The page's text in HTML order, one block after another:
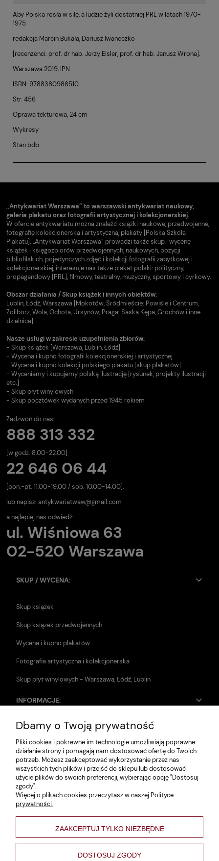
Aby Polska rosła w siłę, a ludzie żyli dostatniej PRL w latach 1970-
1975
redakcja Marcin Bukała, Dariusz Iwaneczko
[recenzenci: prof. dr hab. Jerzy Eisler, prof. dr hab. Janusz Wrona].
Warszawa 2019, IPN
ISBN: 9788380986510
Str. 456
Oprawa tekturowa, 24 cm
Wykresy
Stan bdb
„Antykwariat Warszawa” to warszawski antykwariat naukowy,
galeria plakatu oraz fotografii artystycznej i kolekcjonerskiej.
W ofercie antykwariatu można znaleźć książki naukowe, przedwojenne,
fotografię kolekcjonerską i artystyczną, plakaty [Polska Szkoła
Plakatu]. „Antykwariat Warszawa” prowadzi także skup i wycenę
książek i księgozbiorów przedwojennych, naukowych, pozycji
bibliofilskich, pojedynczych zdjęć i kolekcji fotografii zabytkowej i
kolekcjonerskiej, interesuje nas także plakat polski: polityczny,
propagandowy [PRL], filmowy, teatralny, muzyczny, sportowy i cyrkowy.
Obszar działania / Skup książek i innych obiektów:
Lublin, Łódź, Warszawa [Mokotów, Śródmieście: Powiśle i Centrum,
Żoliborz, Wola, Ochota, Ursynów, Praga: Saska Kępa, Grochów i inne
dzielnice].
Nasze usługi w zakresie uzupełnienia zbiorów:
- Skup książek [Warszawa, Lublin, Łódź]
- Wycena i kupno fotografii kolekcjonerskiej i artystycznej
- Wycena i kupno kolekcji polskiego plakatu [skup plakatów]
- Wyceniamy i kupujemy polską ilustrację [rysunek, projekty ilustracji
etc.]
- Skup płyt winylowych
- Skup pocztówek wydanych przed 1945 rokiem
Zadzwoń do nas:
888 313 332
[w godz. 8.00-22.00]
22 646 06 44
[pon.-pt. 11.00-19.00 / sob. 10.00-14.00].
lub napisz: antykwariatwaw@gmail.com
a najlepiej nas odwiedź:
ul. Wiśniowa 63
02-520 Warszawa
SKUP / WYCENA:
Skup książek
Skup książek przedwojennych
Wycena i kupno plakatów
Fotografia artystyczna i kolekcjonerska
Skup płyt winylowych - Warszawa, Łódź, Lublin
INFORMACJE:
Zwroty i reklamacje
Dane firmy
Jak szukać?
Polityka prywatności
Regulamin
Poltyka cookies
varsaviana
Dbamy o Twoją prywatność
Pliki cookies i pokrewne im technologie umożliwiają poprawne
działanie strony i pomagają nam dostosować ofertę do Twoich
potrzeb. Możesz zaakceptować wykorzystanie przez nas
wszystkich tych plików i przejść do sklepu lub dostosować
użycie plików do swoich preferencji, wybierając opcję "Dostosuj
zgody".
Więcej o plikach cookies przeczytasz w naszej Polityce
prywatności.
ZAAKCEPTUJ TYLKO NIEZBĘDNE
DOSTOSUJ ZGODY